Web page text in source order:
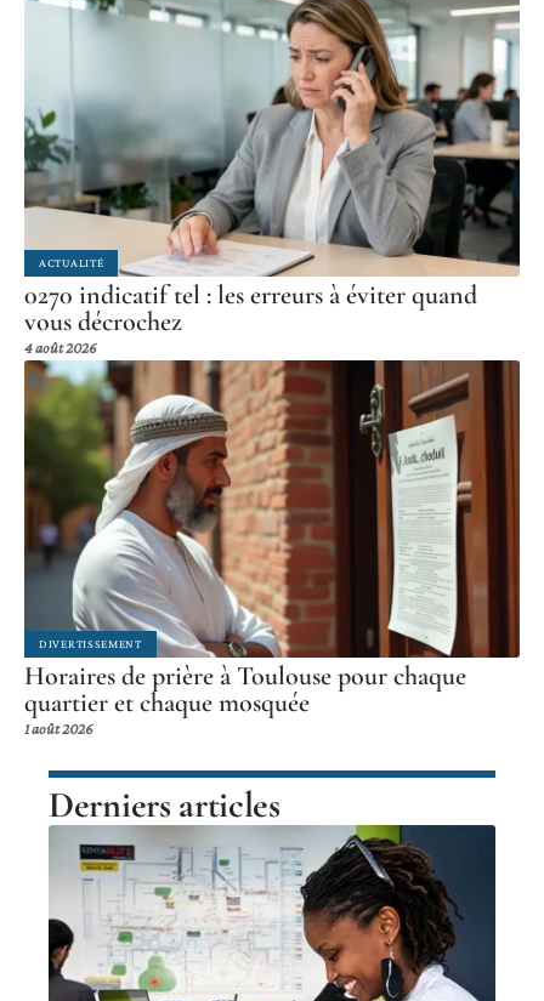
ACTUALITÉ
0270 indicatif tel : les erreurs à éviter quand
vous décrochez
4 août 2026
DIVERTISSEMENT
Horaires de prière à Toulouse pour chaque
quartier et chaque mosquée
1 août 2026
Derniers articles